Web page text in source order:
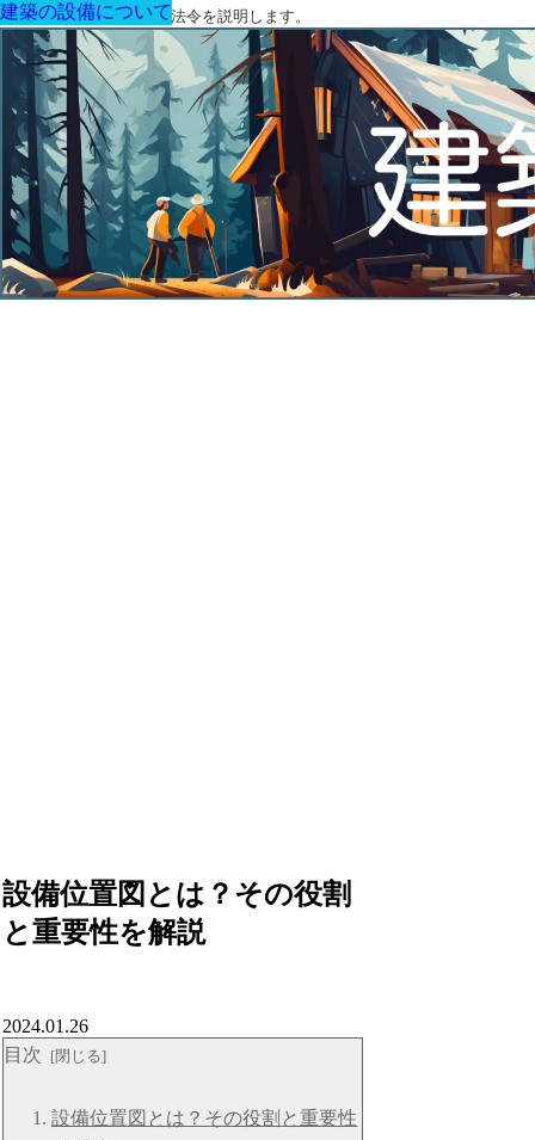
建築に関する用語と関連法令を説明します。
設備位置図とは？その役割
と重要性を解説
建築の設備について
2024.01.26
目次
設備位置図とは？その役割と重要性
建築の設備について
建築の設備について
建築の設備について
建築の設備について
建築の設備について
建築の設備について